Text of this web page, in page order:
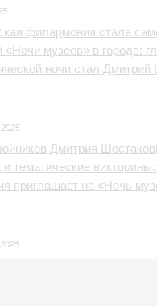
филармония стала
«Ночи музеев» в городе:
ночи стал Дмитрий
2025
Дмитрия
и тематические
приглашает на «Ночь
2025